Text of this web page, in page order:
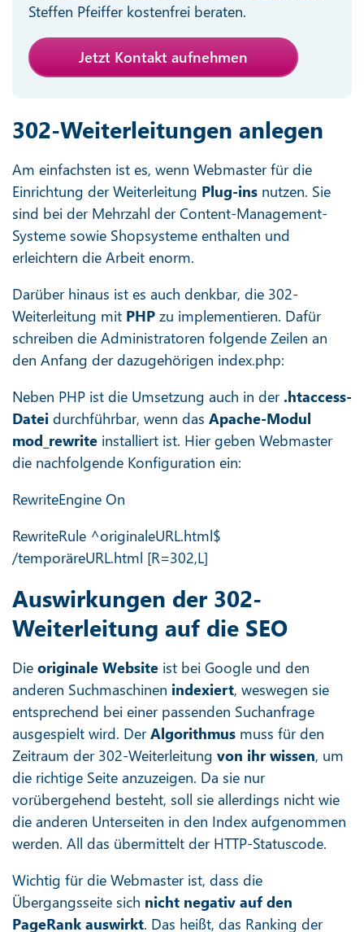
Steffen Pfeiffer kostenfrei beraten.
Jetzt Kontakt aufnehmen
302-Weiterleitungen anlegen
Am einfachsten ist es, wenn Webmaster für die
Einrichtung der Weiterleitung Plug-ins nutzen. Sie
sind bei der Mehrzahl der Content-Management-
Systeme sowie Shopsysteme enthalten und
erleichtern die Arbeit enorm.
Darüber hinaus ist es auch denkbar, die 302-
Weiterleitung mit PHP zu implementieren. Dafür
schreiben die Administratoren folgende Zeilen an
den Anfang der dazugehörigen index.php:
Neben PHP ist die Umsetzung auch in der.htaccess-
Datei durchführbar, wenn das Apache-Modul
mod_rewrite installiert ist. Hier geben Webmaster
die nachfolgende Konfiguration ein:
RewriteEngine On
RewriteRule ^originaleURL.html$
/temporäreURL.html [R=302,L]
Auswirkungen der 302-
Weiterleitung auf die SEO
Die originale Website ist bei Google und den
anderen Suchmaschinen indexiert, weswegen sie
entsprechend bei einer passenden Suchanfrage
ausgespielt wird. DerAlgorithmus muss für den
Zeitraum der 302-Weiterleitung von ihr wissen, um
die richtige Seite anzuzeigen. Da sie nur
vorübergehend besteht, soll sie allerdings nicht wie
die anderen Unterseiten in den Index aufgenommen
werden. All das übermittelt der HTTP-Statuscode.
Wichtig für die Webmaster ist, dass die
Übergangsseite sich nicht negativ auf den
PageRank auswirkt. Das heißt, das Ranking der